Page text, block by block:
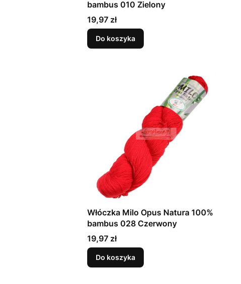
bambus 010 Zielony
Cena
19,97 zł
Do koszyka
Włóczka Milo Opus Natura 100%
bambus 028 Czerwony
Cena
19,97 zł
Do koszyka